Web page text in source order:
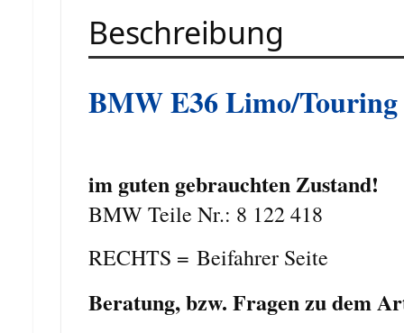
Beschreibung
BMW E36 Limo/
im guten gebrauchten Zustand!
BMW Teile Nr.: 8 122 418
RECHTS = Beifahrer Seite
Beratung, bzw. Fragen zu dem